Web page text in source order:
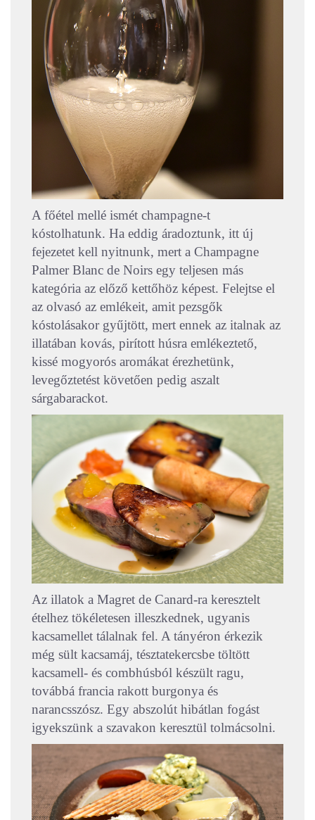
A főétel mellé ismét champagne-t
kóstolhatunk. Ha eddig áradoztunk, itt új
fejezetet kell nyitnunk, mert a Champagne
Palmer Blanc de Noirs egy teljesen más
kategória az előző kettőhöz képest. Felejtse el
az olvasó az emlékeit, amit pezsgők
kóstolásakor gyűjtött, mert ennek az italnak az
illatában kovás, pirított húsra emlékeztető,
kissé mogyorós aromákat érezhetünk,
levegőztetést követően pedig aszalt
sárgabarackot.
Az illatok a Magret de Canard-ra keresztelt
ételhez tökéletesen illeszkednek, ugyanis
kacsamellet tálalnak fel. A tányéron érkezik
még sült kacsamáj, tésztatekercsbe töltött
kacsamell- és combhúsból készült ragu,
továbbá francia rakott burgonya és
narancsszósz. Egy abszolút hibátlan fogást
igyekszünk a szavakon keresztül tolmácsolni.